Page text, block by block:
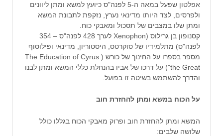
אפלטון שפעל במאה ה-5 לפנה"ס כיועץ למשא ומתן ליוונים
ולפרסים, לצד היותו מדינאי נערץ, נזקפת לתבונת המשא
ומתן שלו במצבים של תסכול ומאבקי כוח.
קסנופון בן גרילוס (Xenophon‏ לערך 428 לפנה"ס – 354
לפנה"ס) מתלמידיו של סוקרטס, היסטוריון, מדינאי ופילוסוף
מספר בספרו על החינוך של כורש ( The Education of Cyrus
the Great") על דרכו של אביו בהנחלת כללי המשא ומתן לבנו
והדרך להשתמש בשיטה זו בפועל.
על הכוח במשא ומתן להחזרת חוב
המשא ומתן להחזרת חוב ופרוק מאבקי הכוח בגללו כולל
שלושה שלבים: